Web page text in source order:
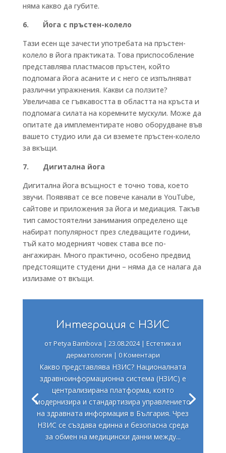
няма какво да губите.
6. Йога с пръстен-колело
Тази есен ще зачести употребата на пръстен-
колело в йога практиката. Това приспособление
представлява пластмасов пръстен, който
подпомага йога асаните и с него се изпълняват
различни упражнения. Какви са ползите?
Увеличава се гъвкавостта в областта на кръста и
подпомага силата на коремните мускули. Може да
опитате да имплементирате ново оборудване във
вашето студио или да си вземете пръстен-колело
за вкъщи.
7. Дигитална йога
Дигитална йога всъщност е точно това, което
звучи. Появяват се все повече канали в YouTube,
сайтове и приложения за йога и медиация. Такъв
тип самостоятелни занимания определено ще
набират популярност през следващите години,
тъй като модерният човек става все по-
ангажиран. Много практично, особено предвид
предстоящите студени дни – няма да се налага да
излизаме от вкъщи.
Интеграция с НЗИС
отPetya Bambova |23.08.2024|Естетика и
дерматология | 0 Коментари
Какво представлява НЗИС? Националната
здравноинформационна система (НЗИС) е
централизирана платформа, която
модернизира и стандартизира управлението
на здравната информация в България. Чрез
НЗИС се създава единна и безопасна среда
за обмен на медицински данни между...